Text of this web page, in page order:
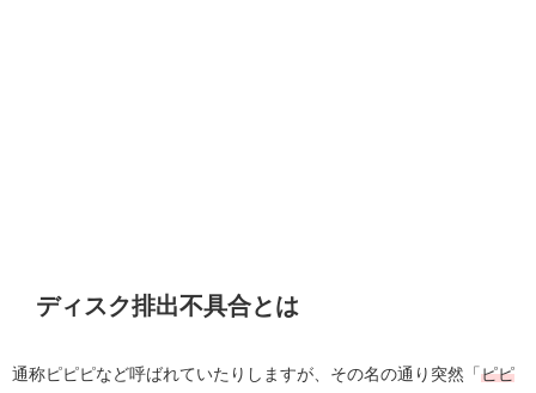
ディスク排出不具合とは
通称ピピピなど呼ばれていたりしますが、その名の通り突然「ピピ